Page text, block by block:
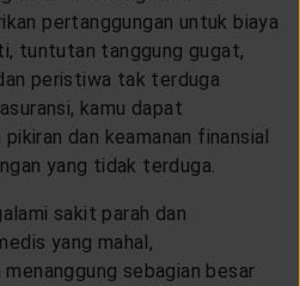
pertanggungan untuk biaya
tuntutan tanggung gugat,
peristiwa tak terduga
kamu dapat
dan keamanan finansial
yang tidak terduga.
sakit parah dan
yang mahal,
menanggung sebagian besar